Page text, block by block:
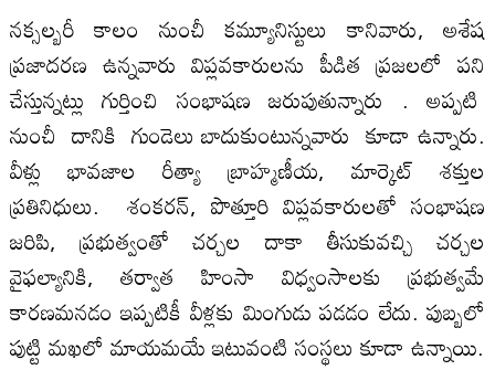
నక్సల్బరీ కాలం నుంచీ కమ్యూనిస్టులు కానివారు, అశేష
ప్రజాదరణ ఉన్నవారు విప్లవకారులను పీడిత ప్రజలలో పని
చేస్తున్నట్లు గుర్తించి సంభాషణ జరుపుతున్నారు . అప్పటి
నుంచీ దానికి గుండెలు బాదుకుంటున్నవారు కూడా ఉన్నారు.
వీళ్లు భావజాల రీత్యా బ్రాహ్మణీయ, మార్కెట్ శక్తుల
ప్రతినిధులు. శంకరన్, పొత్తూరి విప్లవకారులతో సంభాషణ
జరిపి, ప్రభుత్వంతో చర్చల దాకా తీసుకువచ్చి చర్చల
వైఫల్యానికి, తర్వాత హింసా విధ్వంసాలకు ప్రభుత్వమే
కారణమనడం ఇప్పటికీ వీళ్లకు మింగుడు పడడం లేదు. పుబ్బలో
పుట్టి మఖలో మాయమయే ఇటువంటి సంస్థలు కూడా ఉన్నాయి.